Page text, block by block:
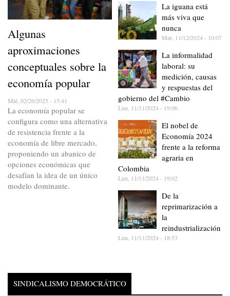
Algunas
aproximaciones
conceptuales sobre la
economía popular
Mié, 02/26/2025 - 15:41
La economía popular se
configura como una alternativa
de resistencia frente a la
economía de libre mercado,
proponiendo un abanico de
opciones económicas que
desafían la idea de un único
modelo dominante.
La iguana está
más viva que
nunca
Mar, 11/12/2024 - 10:07
La informalidad
laboral: su
medición, causas
y respuestas del
gobierno del #Cambio
Lun, 11/11/2024 - 19:06
El nobel de
Economía 2024
frente a la reforma
agraria en
Colombia
Lun, 11/11/2024 - 19:02
De la
reprimarización a
la
reindustrialización
Lun, 11/11/2024 - 18:53
SINDICALISMO DEMOCRÁTICO